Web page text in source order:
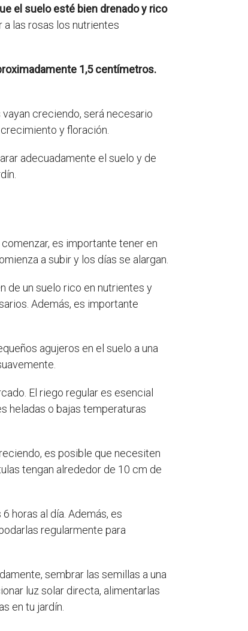
el suelo esté bien drenado y rico
las rosas los nutrientes
1,5 centímetros.
creciendo, será necesario
y floración.
adecuadamente el suelo y de
es importante tener en
a subir y los días se alargan.
de un suelo rico en nutrientes y
Además, es importante
agujeros en el suelo a una
El riego regular es esencial
heladas o bajas temperaturas
es posible que necesiten
tengan alrededor de 10 cm de
horas al día. Además, es
regularmente para
sembrar las semillas a una
luz solar directa, alimentarlas
en tu jardín.